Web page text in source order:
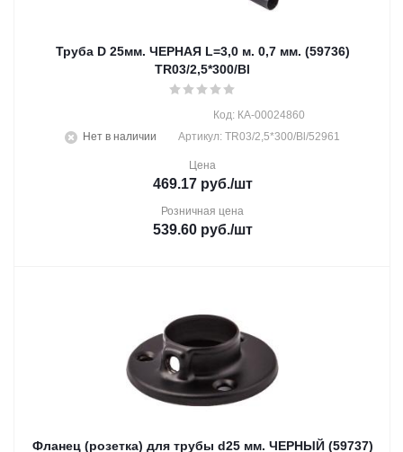
Труба D 25мм. ЧЕРНАЯ L=3,0 м. 0,7 мм. (59736)
TR03/2,5*300/Bl
Нет в наличии
Код: КА-00024860
Артикул: TR03/2,5*300/Bl/52961
Цена
469.17руб./шт
Розничная цена
539.60руб./шт
Фланец (розетка) для трубы d25 мм. ЧЕРНЫЙ (59737)